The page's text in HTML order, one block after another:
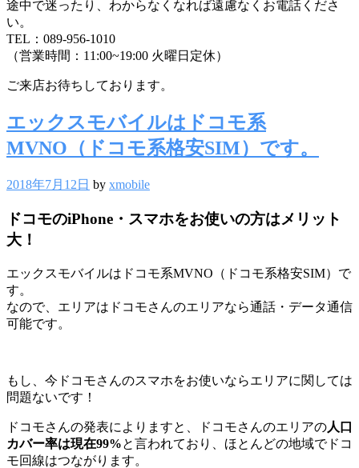
途中で迷ったり、わからなくなれば遠慮なくお電話くださ
い。
TEL：089-956-1010
（営業時間：11:00~19:00 火曜日定休）
ご来店お待ちしております。
エックスモバイルはドコモ系
MVNO（ドコモ系格安SIM）です。
2018年7月12日 by xmobile
ドコモのiPhone・スマホをお使いの方はメリット
大！
エックスモバイルはドコモ系MVNO（ドコモ系格安SIM）で
す。
なので、エリアはドコモさんのエリアなら通話・データ通信
可能です。
もし、今ドコモさんのスマホをお使いならエリアに関しては
問題ないです！
ドコモさんの発表によりますと、ドコモさんのエリアの人口
カバー率は現在99%と言われており、ほとんどの地域でドコ
モ回線はつながります。